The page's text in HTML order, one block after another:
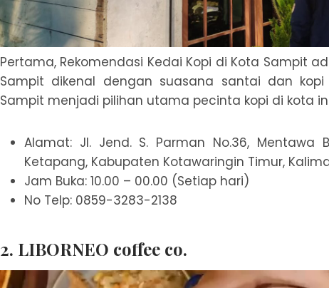
Pertama, Rekomendasi Kedai Kopi di Kota Sampit
Sampit dikenal dengan suasana santai dan kopi
Sampit menjadi pilihan utama pecinta kopi di kota
Alamat: Jl. Jend. S. Parman No.36, Mentawa
Ketapang, Kabupaten Kotawaringin Timur,
Jam Buka: 10.00 – 00.00 (Setiap hari)
No Telp: 0859-3283-2138
2. LIBORNEO coffee co.